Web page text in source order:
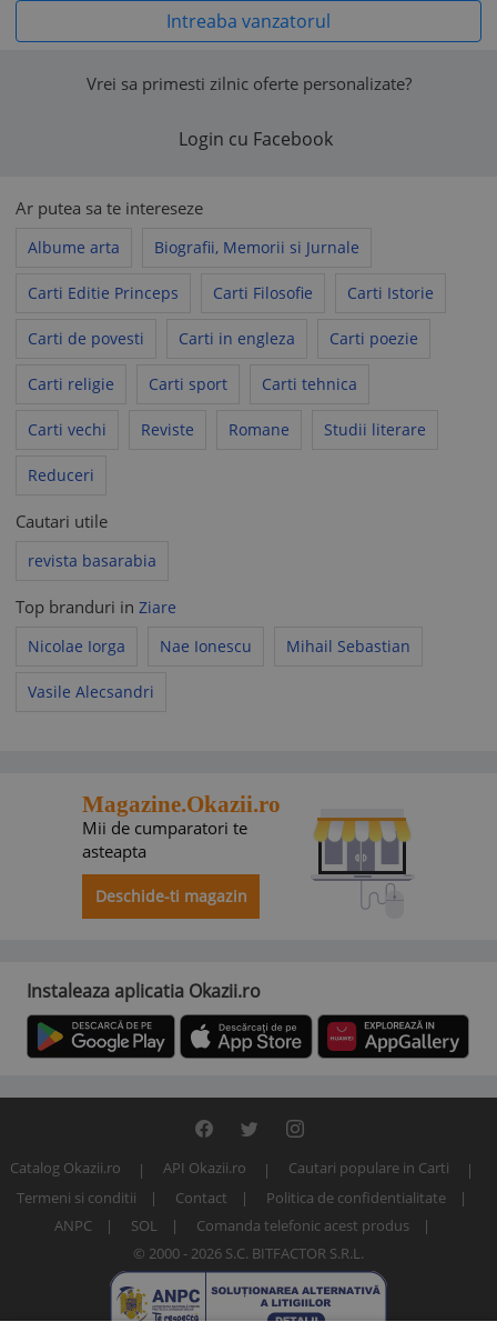
Intreaba vanzatorul
Vrei sa primesti zilnic oferte personalizate?
Login cu Facebook
Ar putea sa te intereseze
Albume arta Biografii, Memorii si Jurnale
Carti Editie Princeps Carti Filosofie Carti Istorie
Carti de povesti Carti in engleza Carti poezie
Carti religie Carti sport Carti tehnica
Carti vechi Reviste Romane Studii literare
Reduceri
Cautari utile
revista basarabia
Top branduri in Ziare
Nicolae Iorga
Nae Ionescu Mihail Sebastian
Vasile Alecsandri
Magazine.Okazii.ro
Mii de cumparatori te
asteapta
Deschide-ti magazin
Instaleaza aplicatia Okazii.ro
Catalog Okazii.ro API Okazii.ro
Cautari populare in Carti
Termeni si conditii
Contact
Politica de confidentialitate
ANPC
SOL
Comanda telefonic acest produs
© 2000 - 2026 S.C. BITFACTOR S.R.L.